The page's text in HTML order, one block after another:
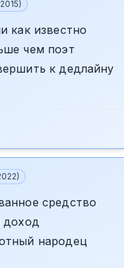
)
как известно
чем поэт
к дедлайну
)
средство
доход
народец